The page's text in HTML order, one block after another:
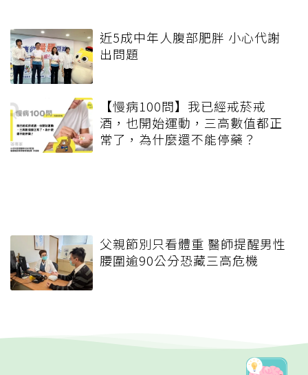
近5成中年人腹部肥胖 小心代謝
出問題
【慢病100問】我已經戒菸戒
酒，也開始運動，三高數值都正
常了，為什麼還不能停藥？
父親節別只看體重 醫師提醒男性
腰圍逾90公分恐藏三高危機